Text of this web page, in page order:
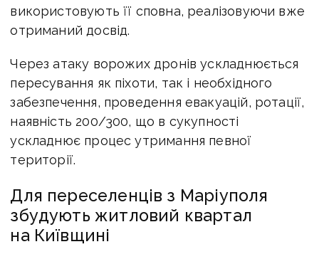
використовують її сповна, реалізовуючи вже
отриманий досвід.
Через атаку ворожих дронів ускладнюється
пересування як піхоти, так і необхідного
забезпечення, проведення евакуацій, ротації,
наявність 200/300, що в сукупності
ускладнює процес утримання певної
території.
Для переселенців з Маріуполя
збудують житловий квартал
на Київщині